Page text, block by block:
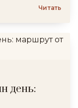
Читать
день: